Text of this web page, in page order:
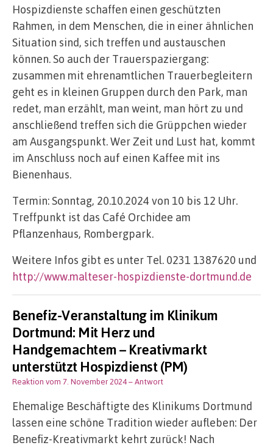
Hospizdienste schaffen einen geschützten
Rahmen, in dem Menschen, die in einer ähnlichen
Situation sind, sich treffen und austauschen
können. So auch der Trauerspaziergang:
zusammen mit ehrenamtlichen Trauerbegleitern
geht es in kleinen Gruppen durch den Park, man
redet, man erzählt, man weint, man hört zu und
anschließend treffen sich die Grüppchen wieder
am Ausgangspunkt. Wer Zeit und Lust hat, kommt
im Anschluss noch auf einen Kaffee mit ins
Bienenhaus.
Termin: Sonntag, 20.10.2024 von 10 bis 12 Uhr.
Treffpunkt ist das Café Orchidee am
Pflanzenhaus, Rombergpark.
Weitere Infos gibt es unter Tel. 0231 1387620 und
http://www.malteser-hospizdienste-dortmund.de
Benefiz-Veranstaltung im Klinikum
Dortmund: Mit Herz und
Handgemachtem – Kreativmarkt
unterstützt Hospizdienst (PM)
Reaktion vom 7. November 2024– Antwort
Ehemalige Beschäftigte des Klinikums Dortmund
lassen eine schöne Tradition wieder aufleben: Der
Benefiz-Kreativmarkt kehrt zurück! Nach